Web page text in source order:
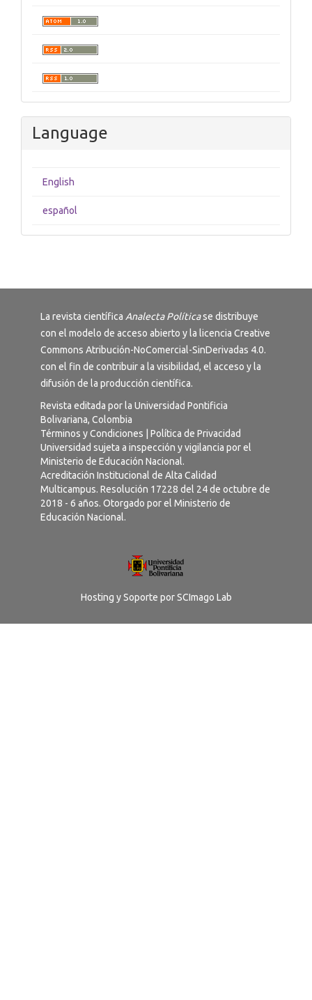
Language
English
español
La revista científica Analecta Políticase distribuye
con el modelo de acceso abierto y la licencia Creative
Commons Atribución-NoComercial-SinDerivadas 4.0.
con el fin de contribuir a la visibilidad, el acceso y la
difusión de la producción científica.
Revista editada por la Universidad Pontificia
Bolivariana, Colombia
Términos y Condiciones
Política de Privacidad
Universidad sujeta a inspección y vigilancia por el
Ministerio de Educación Nacional.
Acreditación Institucional de Alta Calidad
Multicampus. Resolución 17228 del 24 de octubre de
2018 - 6 años. Otorgado por el Ministerio de
Educación Nacional.
Hosting y Soporte porSCImago Lab